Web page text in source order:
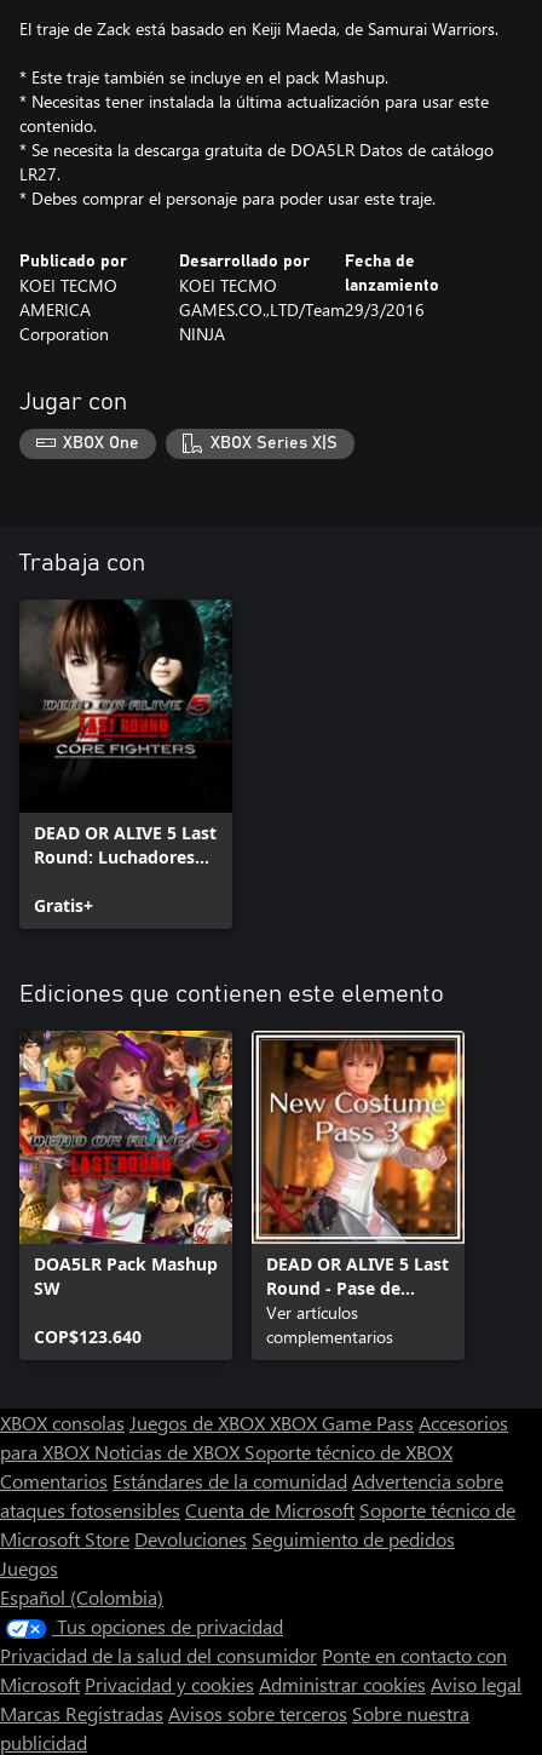
El traje de Zack está basado en Keiji Maeda, de Samurai Warriors.
* Este traje también se incluye en el pack Mashup.
* Necesitas tener instalada la última actualización para usar este
contenido.
* Se necesita la descarga gratuita de DOA5LR Datos de catálogo
LR27.
* Debes comprar el personaje para poder usar este traje.
Publicado por
KOEI TECMO
AMERICA
Corporation
Desarrollado por
KOEI TECMO
GAMES.CO.,LTD/Team
NINJA
Fecha de
lanzamiento
29/3/2016
Jugar con
XBOX One XBOX Series X|S
Trabaja con
DEAD OR ALIVE 5 Last
Round: Luchadores
Gratis+
Ediciones que contienen este elemento
DOA5LR Pack Mashup
SW
COP$123.640
DEAD OR ALIVE 5 Last
Round - Pase de
trajes nuevos 3 +
Personaje
Ver artículos
complementarios
XBOX consolas Juegos de XBOXXBOX Game Pass Accesorios
para XBOX Noticias de XBOX Soporte técnico de XBOX
Comentarios Estándares de la comunidad Advertencia sobre
ataques fotosensibles Cuenta de Microsoft Soporte técnico de
Microsoft Store Devoluciones Seguimiento de pedidos
Juegos
Español (Colombia)
Tus opciones de privacidad
Privacidad de la salud del consumidor Ponte en contacto con
Microsoft Privacidad y cookies Administrar cookies Aviso legal
Marcas Registradas Avisos sobre terceros Sobre nuestra
publicidad